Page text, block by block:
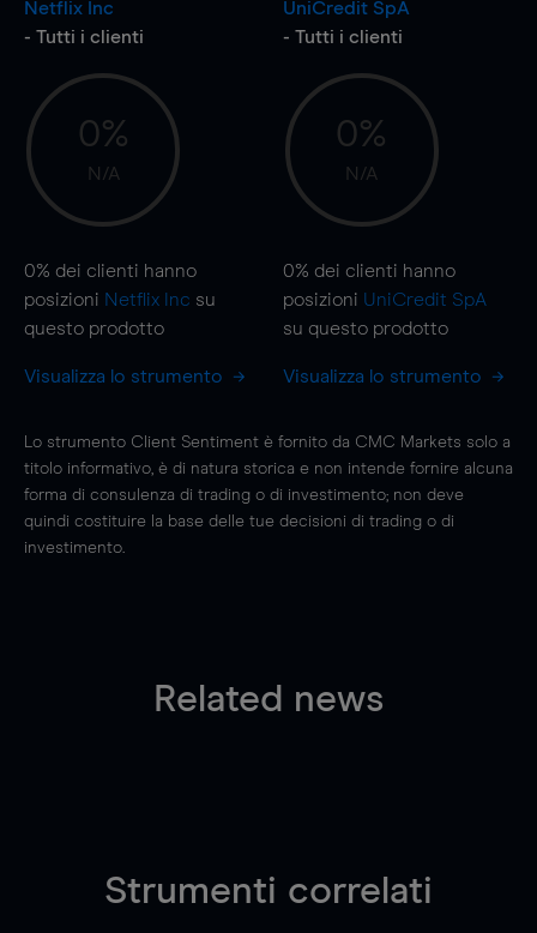
Netflix Inc
- Tutti i clienti
0%
N/A
0% dei clienti hanno
posizioni Netflix Inc su
questo prodotto
Visualizza lo strumento
UniCredit SpA
- Tutti i clienti
0%
N/A
0% dei clienti hanno
posizioni UniCredit SpA
su questo prodotto
Visualizza lo strumento
Lo strumento Client Sentiment è fornito da CMC Markets solo a
titolo informativo, è di natura storica e non intende fornire alcuna
forma di consulenza di trading o di investimento; non deve
quindi costituire la base delle tue decisioni di trading o di
investimento.
Related news
Strumenti correlati